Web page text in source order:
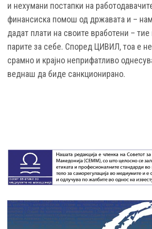
и нехумани постапки на
финансиска помош од државата и –
дадат плати на своите вработени –
парите за себе. Според ЦИВИЛ, тоа е
срамно и крајно неприфатливо
веднаш да биде санкционирано.